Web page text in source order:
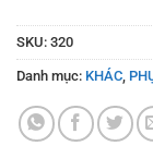
SKU: 320
Danh mục: KHÁC